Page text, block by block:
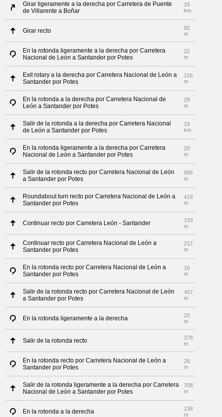
Girar ligeramente a la derecha por Carretera de Puente
de Villarente a Boñar
18
km
Girar recto
92
m
En la rotonda ligeramente a la derecha por Carretera
Nacional de León a Santander por Potes
22
m
Exit rotary a la derecha por Carretera Nacional de León a
Santander por Potes
216
m
En la rotonda a la derecha por Carretera Nacional de
León a Santander por Potes
29
m
Salir de la rotonda a la derecha por Carretera Nacional
de León a Santander por Potes
19
km
En la rotonda ligeramente a la derecha por Carretera
Nacional de León a Santander por Potes
20
m
Salir de la rotonda recto por Carretera Nacional de León
a Santander por Potes
985
m
Roundabout turn recto por Carretera Nacional de León a
Santander por Potes
418
m
Continuar recto por Carretera León - Santander
193
m
Continuar recto por Carretera Nacional de León a
Santander por Potes
217
m
En la rotonda recto por Carretera Nacional de León a
Santander por Potes
16
m
Salir de la rotonda recto por Carretera Nacional de León
a Santander por Potes
457
m
En la rotonda ligeramente a la derecha
20
m
Salir de la rotonda recto
378
m
En la rotonda recto por Carretera Nacional de León a
Santander por Potes
26
m
Salir de la rotonda ligeramente a la derecha por Carretera
Nacional de León a Santander por Potes
708
m
En la rotonda a la derecha
138
m